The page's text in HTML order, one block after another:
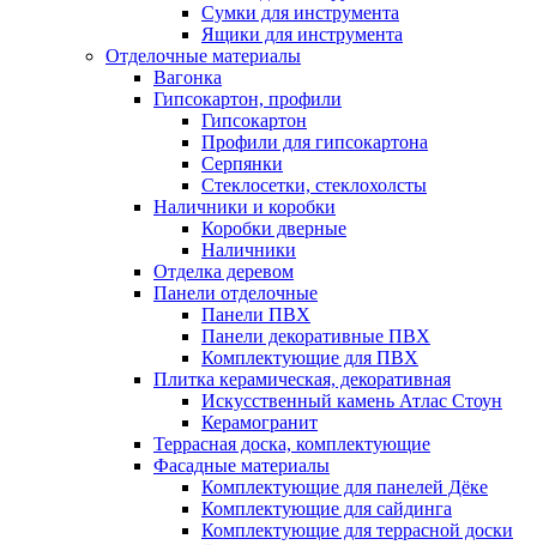
Сумки для инструмента
Ящики для инструмента
Отделочные материалы
Вагонка
Гипсокартон, профили
Гипсокартон
Профили для гипсокартона
Серпянки
Стеклосетки, стеклохолсты
Наличники и коробки
Коробки дверные
Наличники
Отделка деревом
Панели отделочные
Панели ПВХ
Панели декоративные ПВХ
Комплектующие для ПВХ
Плитка керамическая, декоративная
Искусственный камень Атлас Стоун
Керамогранит
Террасная доска, комплектующие
Фасадные материалы
Комплектующие для панелей Дёке
Комплектующие для сайдинга
Комплектующие для террасной доски